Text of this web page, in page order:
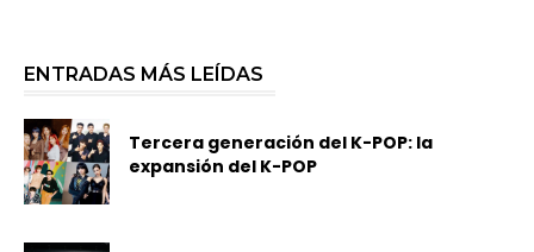
ENTRADAS MÁS LEÍDAS
Tercera generación del K-POP: la
expansión del K-POP